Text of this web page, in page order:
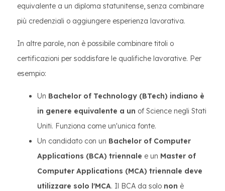
equivalente a un diploma statunitense, senza combinare
più credenziali o aggiungere esperienza lavorativa.
In altre parole, non è possibile combinare titoli o
certificazioni per soddisfare le qualifiche lavorative. Per
esempio:
Un Bachelor of Technology (BTech) indiano è
in genere equivalente a un of Science negli Stati
Uniti. Funziona come un'unica fonte.
Un candidato con un Bachelor of Computer
Applications (BCA) triennale e un Master of
Computer Applications (MCA) triennale deve
utilizzare solo l'MCA. Il BCA da solo non è